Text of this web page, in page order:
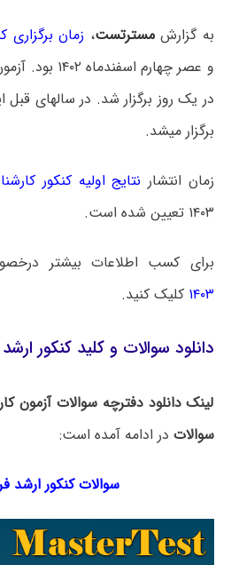
به گزارشمسترتست، زمان برگزاری
در یک روز برگزار شد. در سالهای قبل
برگزار میشد.
زمان انتشار نتایج اولیه کنکور
۱۴۰۳ تعیین شده است.
برای کسب اطلاعات بیشتر
۱۴۰۳ کلیک کنید.
دانلود سوالات و کلید کنکور ارشد
لینک دانلود دفترچه سوالات آزمون
سوالات در ادامه آمده است:
سوالات کنکور ارشد